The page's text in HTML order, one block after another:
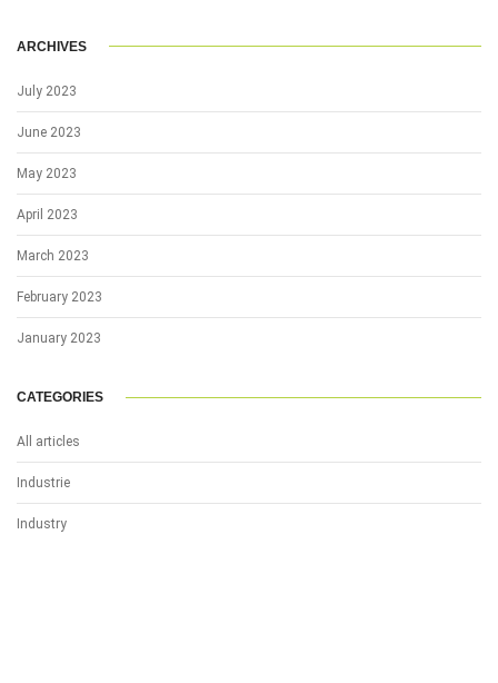
ARCHIVES
July 2023
June 2023
May 2023
April 2023
March 2023
February 2023
January 2023
CATEGORIES
All articles
Industrie
Industry